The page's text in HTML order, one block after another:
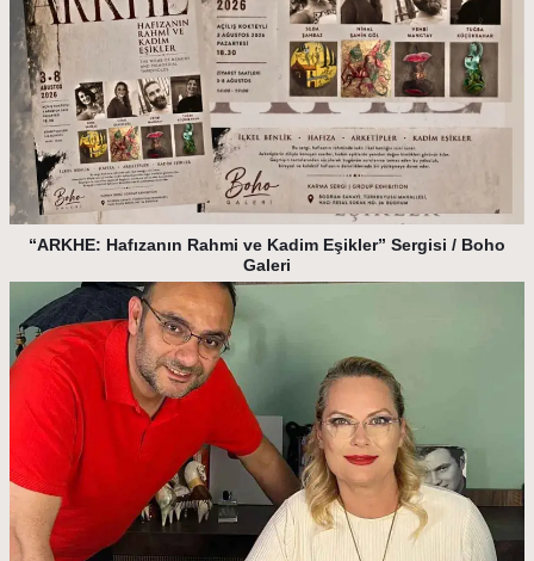
“ARKHE: Hafızanın Rahmi ve Kadim Eşikler” Sergisi / Boho
Galeri